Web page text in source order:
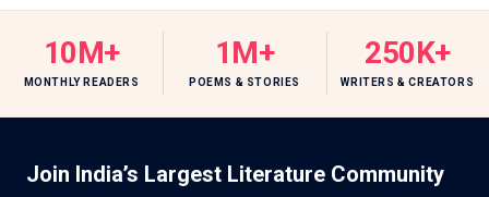
10M+
MONTHLY READERS
1M+
POEMS & STORIES
250K+
WRITERS & CREATORS
Join India’s Largest Literature Community